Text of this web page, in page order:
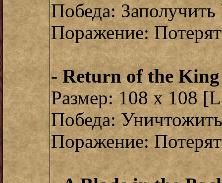
Победа:
Поражение:
-Return of the King
Размер: 108 x 108
Победа: Уничтожить
Поражение: